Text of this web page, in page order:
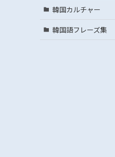
韓国カルチャー
韓国語フレーズ集